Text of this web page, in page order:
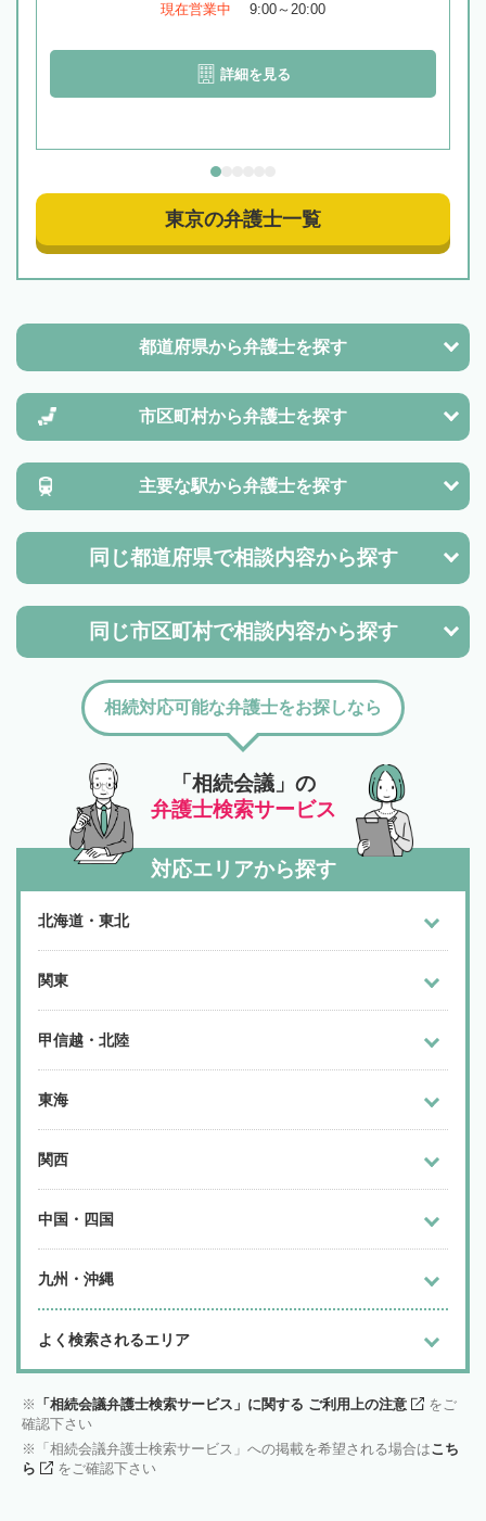
現在営業中 9:00～20:00
詳細を見る
東京の弁護士一覧
都道府県から弁護士を探す
市区町村から弁護士を探す
主要な駅から弁護士を探す
同じ都道府県で相談内容から探す
同じ市区町村で相談内容から探す
「相続会議」の
弁護士検索サービス
相続対応可能な弁護士をお探しなら
対応エリアから探す
北海道・東北
関東
甲信越・北陸
東海
関西
中国・四国
九州・沖縄
よく検索されるエリア
「相続会議弁護士検索サービス」に関する ご利用上の注意
をご
確認下さい
「相続会議弁護士検索サービス」への掲載を希望される場合はこち
ら
をご確認下さい